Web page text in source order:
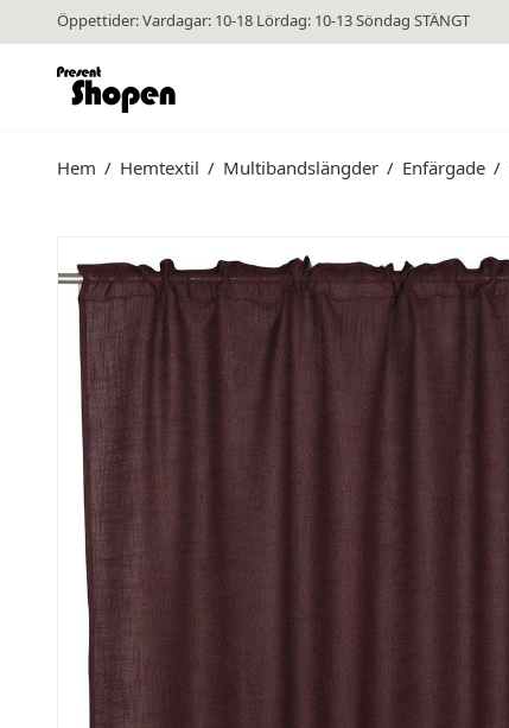
Öppettider: Vardagar: 10-18 Lördag: 10-13 Söndag STÄNGT
Hem / Hemtextil / Multibandslängder / Enfärgade /